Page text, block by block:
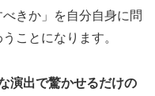
きか」を自分自身に問
ことになります。
演出で驚かせるだけの